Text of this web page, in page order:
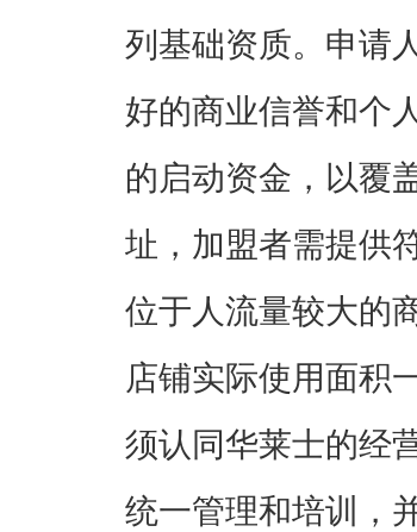
列基础资质。申请
好的商业信誉和个
的启动资金，以覆
址，加盟者需提供
位于人流量较大的
店铺实际使用面积
须认同华莱士的经
统一管理和培训，